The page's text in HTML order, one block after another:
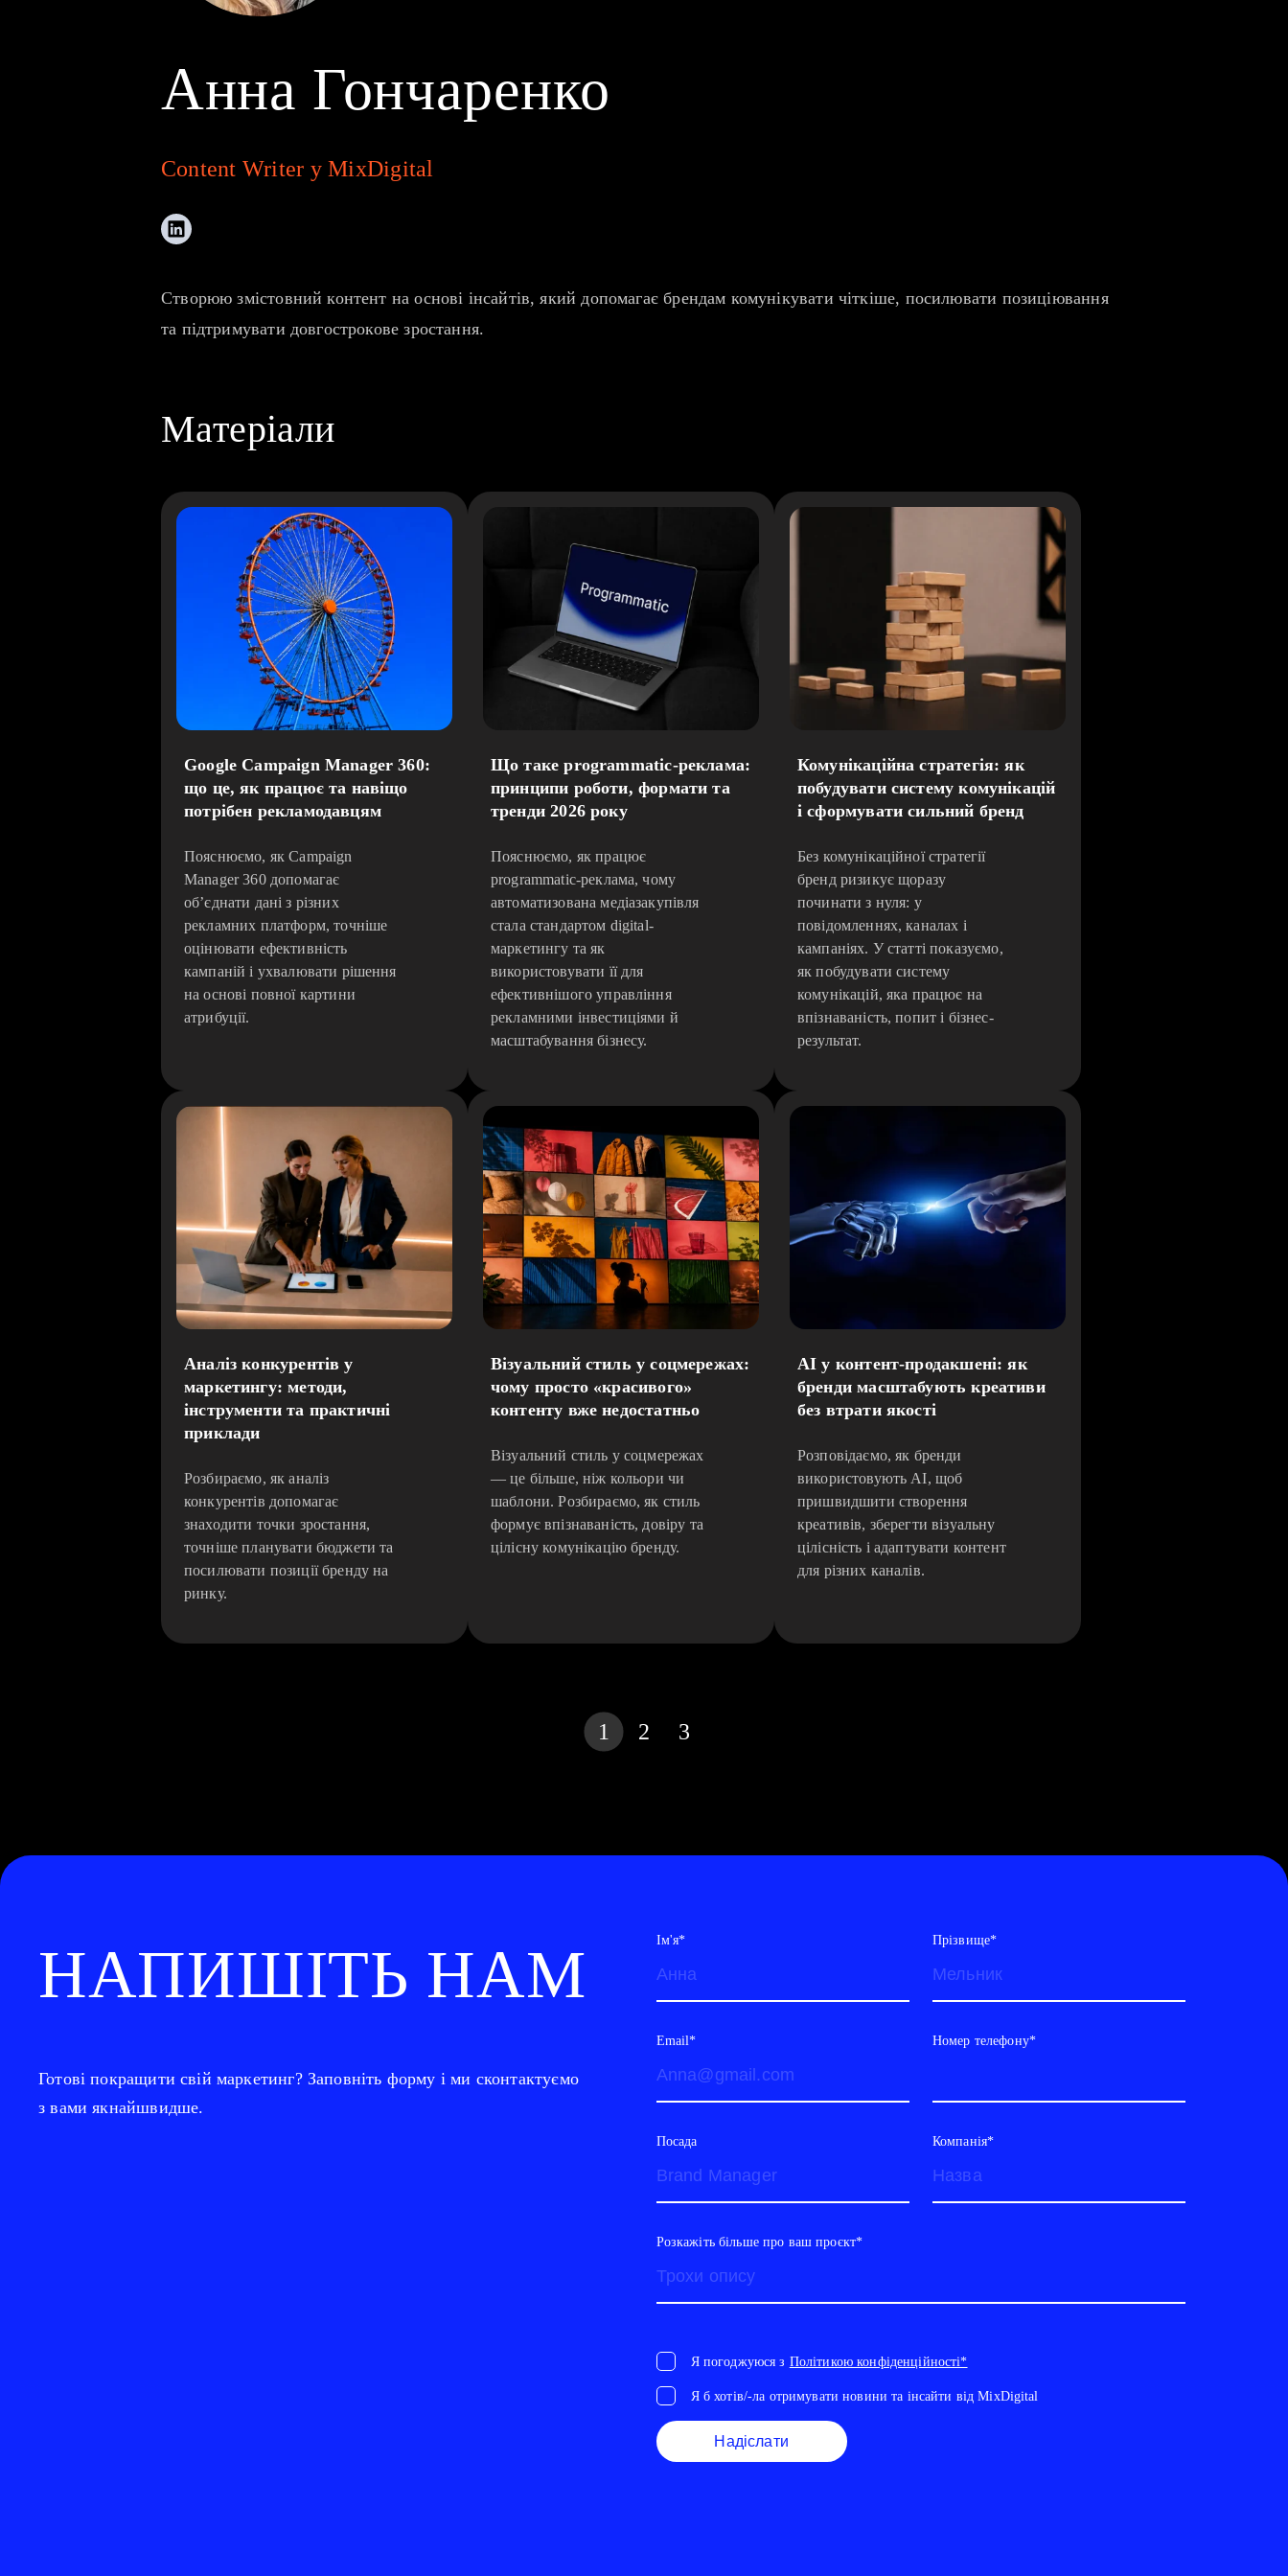
Анна Гончаренко
Content Writer у MixDigital
Створюю змістовний контент на основі інсайтів, який допомагає брендам комунікувати чіткіше, посилювати позиціювання
та підтримувати довгострокове зростання.
Матеріали
Google Campaign Manager 360:
що це, як працює та навіщо
потрібен рекламодавцям
Пояснюємо, як Campaign
Manager 360 допомагає
об’єднати дані з різних
рекламних платформ, точніше
оцінювати ефективність
кампаній і ухвалювати рішення
на основі повної картини
атрибуції.
Що таке programmatic-реклама:
принципи роботи, формати та
тренди 2026 року
Пояснюємо, як працює
programmatic-реклама, чому
автоматизована медіазакупівля
стала стандартом digital-
маркетингу та як
використовувати її для
ефективнішого управління
рекламними інвестиціями й
масштабування бізнесу.
Комунікаційна стратегія: як
побудувати систему комунікацій
і сформувати сильний бренд
Без комунікаційної стратегії
бренд ризикує щоразу
починати з нуля: у
повідомленнях, каналах і
кампаніях. У статті показуємо,
як побудувати систему
комунікацій, яка працює на
впізнаваність, попит і бізнес-
результат.
Аналіз конкурентів у
маркетингу: методи,
інструменти та практичні
приклади
Розбираємо, як аналіз
конкурентів допомагає
знаходити точки зростання,
точніше планувати бюджети та
посилювати позиції бренду на
ринку.
Візуальний стиль у соцмережах:
чому просто «красивого»
контенту вже недостатньо
Візуальний стиль у соцмережах
— це більше, ніж кольори чи
шаблони. Розбираємо, як стиль
формує впізнаваність, довіру та
цілісну комунікацію бренду.
AI у контент-продакшені: як
бренди масштабують креативи
без втрати якості
Розповідаємо, як бренди
використовують AI, щоб
пришвидшити створення
креативів, зберегти візуальну
цілісність і адаптувати контент
для різних каналів.
1 2 3
НАПИШІТЬ НАМ
Готові покращити свій маркетинг? Заповніть форму і ми сконтактуємо
з вами якнайшвидше.
Ім'я* Прізвище*
Email* Номер телефону*
Посада Компанія*
Розкажіть більше про ваш проєкт*
Я погоджуюся з Політикою конфіденційності*
Я б хотів/-ла отримувати новини та інсайти від MixDigital
Надіслати